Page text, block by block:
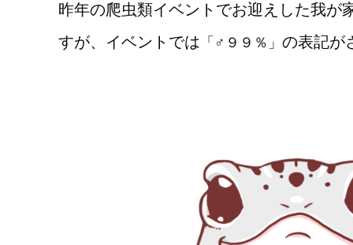
昨年の爬虫類イベントでお迎えした我が
すが、イベントでは 「♂９９％」 の表記が